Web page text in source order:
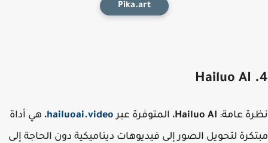
Pika.art
عامة:
Hailuo AI، المتوفرة عبرhailuoai.video، هي أداة
لتحويل الصور إلى فيديوهات ديناميكية دون الحاجة إلى